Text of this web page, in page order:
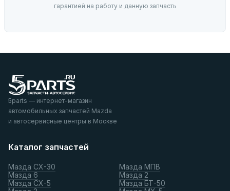
гарантией на работу и данную запчасть
5parts — интернет-магазин
автомобильных запчастей Mazda
и автосервисные центры в Москве
Каталог запчастей
Мазда СХ-30
Мазда 6
Мазда СХ-5
Мазда МПВ
Мазда 2
Мазда БТ-50